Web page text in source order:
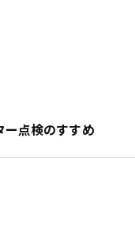
ー点検のすすめ